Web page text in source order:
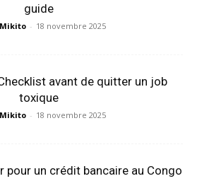
guide
- 18 novembre 2025
avant de quitter un job
toxique
- 18 novembre 2025
pour un crédit bancaire au Congo